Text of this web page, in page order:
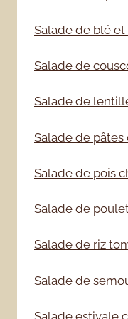
Salade de blé
Salade de
Salade de
Salade de pâtes
Salade de pois
Salade de
Salade de riz
Salade de
Salade estivale